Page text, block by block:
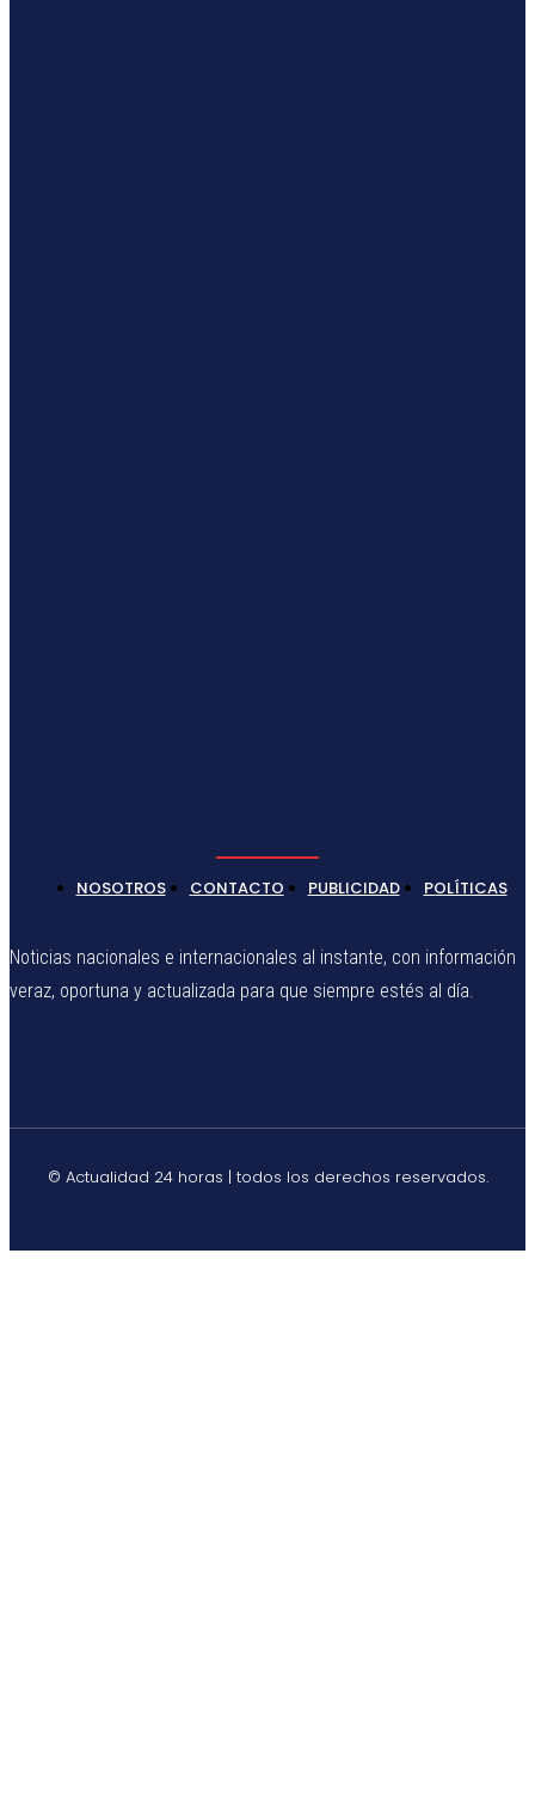
NOSOTROS CONTACTO PUBLICIDAD POLÍTICAS
Noticias nacionales e internacionales al instante, con información
veraz, oportuna y actualizada para que siempre estés al día.
© Actualidad 24 horas | todos los derechos reservados.